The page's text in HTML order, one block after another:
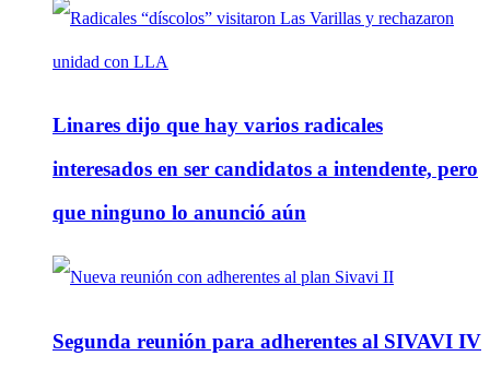
Linares dijo que hay varios radicales
interesados en ser candidatos a intendente, pero
que ninguno lo anunció aún
Segunda reunión para adherentes al SIVAVI IV